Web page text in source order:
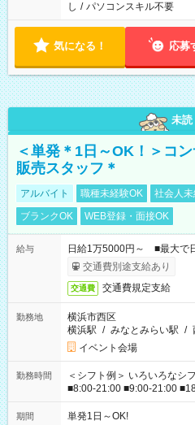
し / パソコンスキル不要
気になる！ 応募
未読
＜単発＊1日～OK！＞コ
販売スタッフ＊
アルバイト 職種未経験OK 社会人
ブランクOK
WEB登録・面接OK
給与
日給1万5000円～ ■最大で
交通費別途支給あり
交通費 交通費規定支給
勤務地
横浜市西区
横浜駅 / みなとみらい駅 /
イベント会場
勤務時間
＜シフト例＞ いろいろなシ
■8:00-21:00 ■9:00-21:00
期間 単発1日～OK!